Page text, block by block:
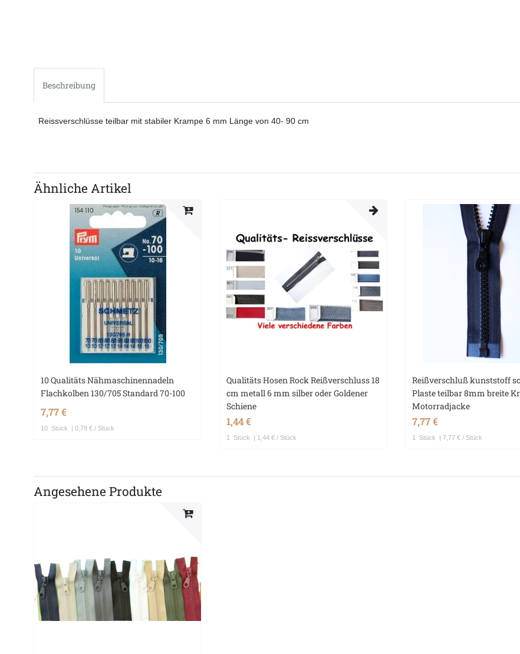
Beschreibung
Reissverschlüsse teilbar mit stabiler Krampe 6 mm Länge von 40- 90 cm
Ähnliche Artikel
10 Qualitäts Nähmaschinennadeln
Flachkolben 130/705 Standard 70-100
7,77 €
10 Stück | 0,78 € / Stück
Qualitäts Hosen Rock Reißverschluss 18
cm metall 6 mm silber oder Goldener
Schiene
1,44 €
1 Stück | 1,44 € / Stück
Reißverschluß kunststoff
Plaste teilbar 8mm breite
Motorradjacke
7,77 €
1 Stück | 7,77 € / Stück
Angesehene Produkte